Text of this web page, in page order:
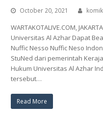
October 20, 2021 komik
WARTAKOTALIVE.COM,
Universitas Al Azhar Dapat
Nuffic Nesso Nuffic Neso
StuNed dari pemerintah
Hukum Universitas Al Azhar
tersebut…
Read More